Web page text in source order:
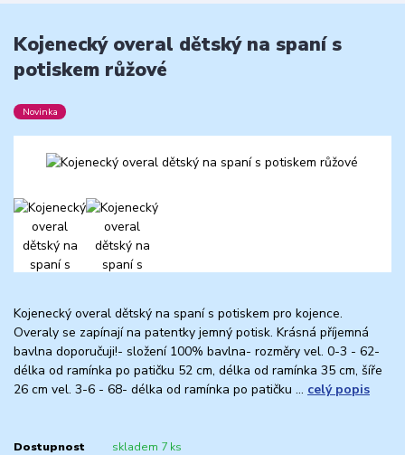
Kojenecký overal dětský na spaní s
potiskem růžové
Novinka
Kojenecký overal dětský na spaní s potiskem pro kojence.
Overaly se zapínají na patentky jemný potisk. Krásná příjemná
bavlna doporučuji!- složení 100% bavlna- rozměry vel. 0-3 - 62-
délka od ramínka po patičku 52 cm, délka od ramínka 35 cm, šíře
26 cm vel. 3-6 - 68- délka od ramínka po patičku ... celý popis
Dostupnost skladem 7 ks